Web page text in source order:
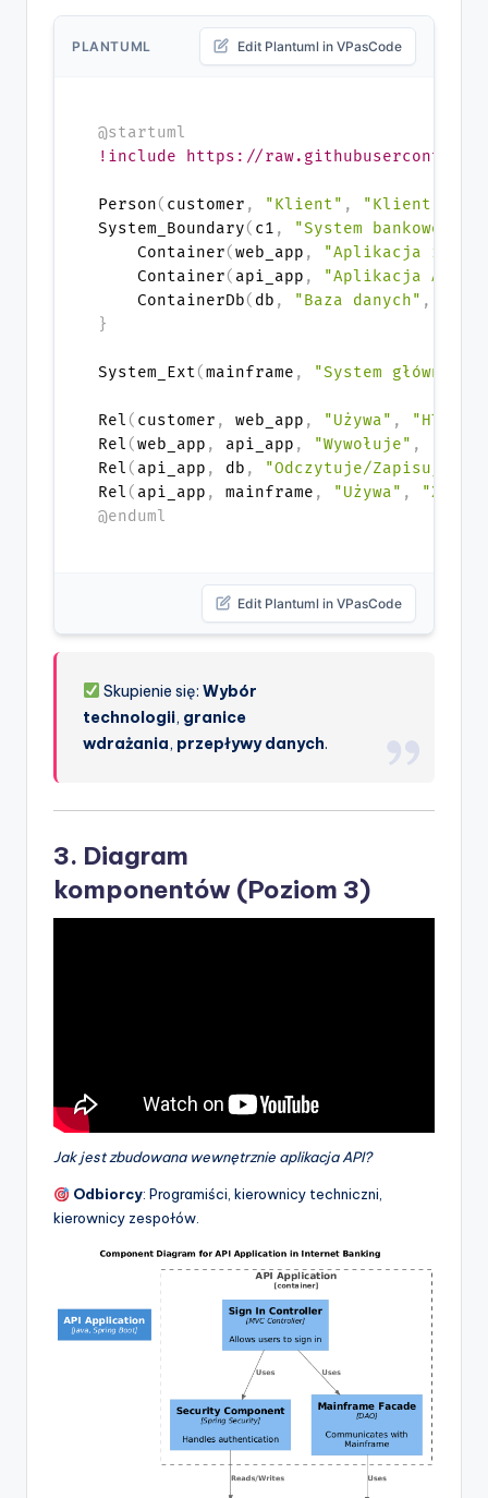
PLANTUML Edit Plantuml in VPasCode
@startuml
!include https://
Person( customer , "Klient" ,
"Klient
System_Boundary( c1 ,
"System
    Container
(web_app ,
"Aplikacja
    Container
( api_app , "Aplikacja API"
    ContainerDb
( db , "Baza danych" ,
}
System_Ext(mainframe , "System główny
Rel ( customer , web_app , "Używa" , "HTTPS"
Rel (web_app , api_app , "Wywołuje" ,
Rel ( api_app , db , "Odczytuje/Zapisuje"
Rel ( api_app , mainframe , "Używa" ,
"XML/
@enduml
Edit Plantuml in VPasCode
Skupienie się:Wybór
technologii, granice
wdrażania, przepływy danych.
3. Diagram
komponentów (Poziom 3)
Jak jest zbudowana wewnętrznie aplikacja API?
Odbiorcy: Programiści, kierownicy techniczni,
kierownicy zespołów.